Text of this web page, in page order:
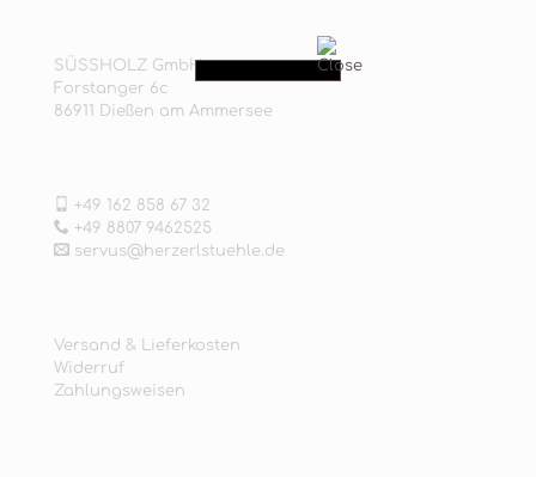
SÜSSHOLZ GmbH
Forstanger 6c
86911 Dießen am Ammersee
+49 162 858 67 32
+49 8807 9462525
servus@herzerlstuehle.de
Versand & Lieferkosten
Widerruf
Zahlungsweisen